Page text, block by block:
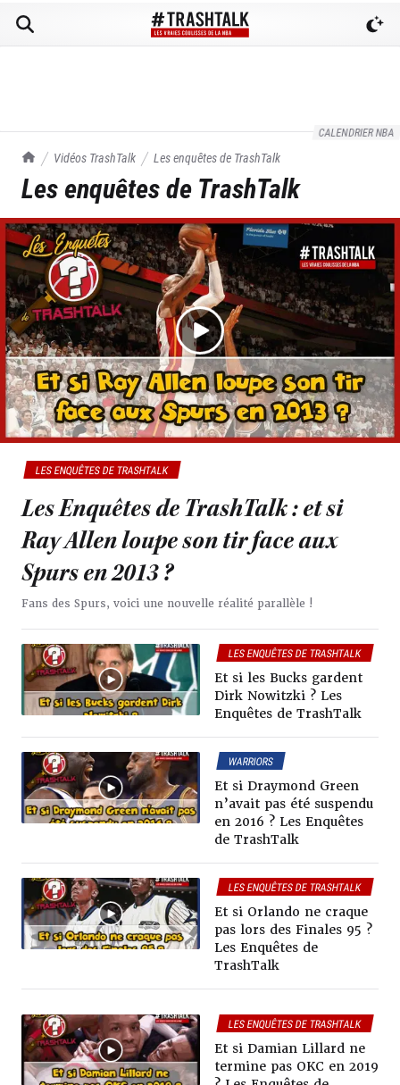
CALENDRIER NBA
TrashTalk Actu NBA
Vidéos TrashTalk Les enquêtes de TrashTalk
Les enquêtes de TrashTalk
LES ENQUÊTES DE TRASHTALK
Les Enquêtes de TrashTalk : et si
Ray Allen loupe son tir face aux
Spurs en 2013 ?
Fans des Spurs, voici une nouvelle réalité parallèle !
LES ENQUÊTES DE TRASHTALK
Et si les Bucks gardent
Dirk Nowitzki ? Les
Enquêtes de TrashTalk
WARRIORS
LES ENQUÊTES DE TRASHTALK
Et si Draymond Green
n’avait pas été suspendu
en 2016 ? Les Enquêtes
de TrashTalk
LES ENQUÊTES DE TRASHTALK
Et si Orlando ne craque
pas lors des Finales 95 ?
Les Enquêtes de
TrashTalk
LES ENQUÊTES DE TRASHTALK
Et si Damian Lillard ne
termine pas OKC en 2019